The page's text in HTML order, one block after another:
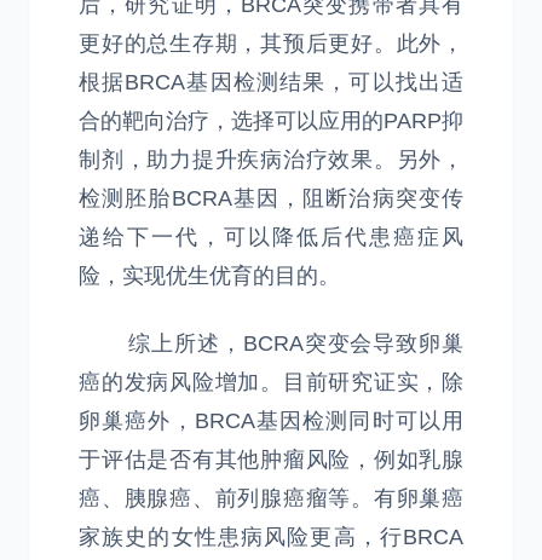
后，研究证明，BRCA突变携带者具有
更好的总生存期，其预后更好。此外，
根据BRCA基因检测结果，可以找出适
合的靶向治疗，选择可以应用的PARP抑
制剂，助力提升疾病治疗效果。另外，
检测胚胎BCRA基因，阻断治病突变传
递给下一代，可以降低后代患癌症风
险，实现优生优育的目的。
综上所述，BCRA突变会导致卵巢
癌的发病风险增加。目前研究证实，除
卵巢癌外，BRCA基因检测同时可以用
于评估是否有其他肿瘤风险，例如乳腺
癌、胰腺癌、前列腺癌瘤等。有卵巢癌
家族史的女性患病风险更高，行BRCA